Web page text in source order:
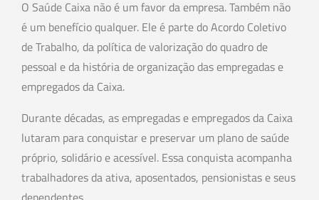
O Saúde Caixa não é um favor da empresa. Também não
é um benefício qualquer. Ele é parte do Acordo Coletivo
de Trabalho, da política de valorização do quadro de
pessoal e da história de organização das empregadas e
empregados da Caixa.
Durante décadas, as empregadas e empregados da Caixa
lutaram para conquistar e preservar um plano de saúde
próprio, solidário e acessível. Essa conquista acompanha
trabalhadores da ativa, aposentados, pensionistas e seus